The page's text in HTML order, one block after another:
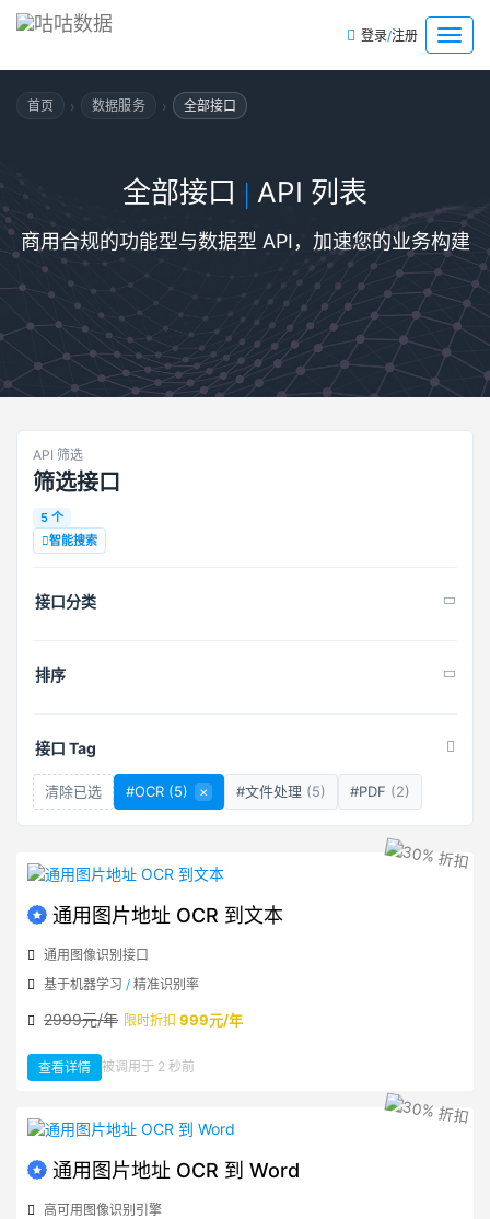
菜
单
登录/注册
首页 › 数据服务 › 全部接口
全部接口 | API 列表
商用合规的功能型与数据型 API，加速您的业务构建
API 筛选
筛选接口
5 个
智能搜索
接口分类
排序
接口 Tag
清除已选 #OCR (5) × #文件处理 (5) #PDF (2)
通用图片地址 OCR 到文本
通用图像识别接口
基于机器学习 / 精准识别率
2999元/年 限时折扣 999元/年
查看详情 ：
通
地
址
OCR
文
本
被调用于 2 秒前
通用图片地址 OCR 到 Word
高可用图像识别引擎